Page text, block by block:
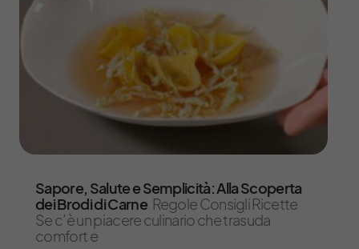
Sapore, Salute e Semplicità: Alla Scoperta
dei Brodi di Carne Regole Consigli Ricette
Se c’è un piacere culinario che trasuda
comfort e